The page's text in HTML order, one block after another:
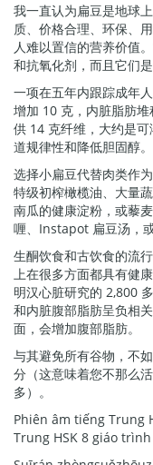
我一直认为扁豆是地球
质、价格合理、环保、
人难以置信的营养价值
和抗氧化剂，而且它们是
一项在五年内跟踪成年
增加 10 克，内脏脂肪
供 14 克纤维，大约是
道规律性和降低胆固醇。
选择小扁豆代替肉类作
特级初榨橄榄油、大量
南瓜的健康淀粉，或藜
喱、Instapot 扁豆汤，
生酮饮食和古饮食的流
上在很多方面都具有健
明汉心脏研究的 2,800
和内脏腹部脂肪呈负相
面，会增加腹部脂肪。
与其避免所有谷物，不
分（这意味着您不那么
多）。
Phiên âm tiếng Trung
Trung HSK 8 giáo